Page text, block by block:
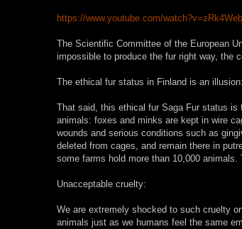
https://www.youtube.com/
The Scientific Committee of the European
impossible to produce the fur right way, the
The ethical fur status in Finland is an illusion:
That said, this ethical fur Saga Fur status
animals: foxes and minks are kept in wire
wounds and serious conditions such as
deleted from cages, and remain there in
some farms hold more than 10,000 animals.
Unacceptable cruelty:
We are extremely shocked to such cruelty
animals just as we humans feel the same